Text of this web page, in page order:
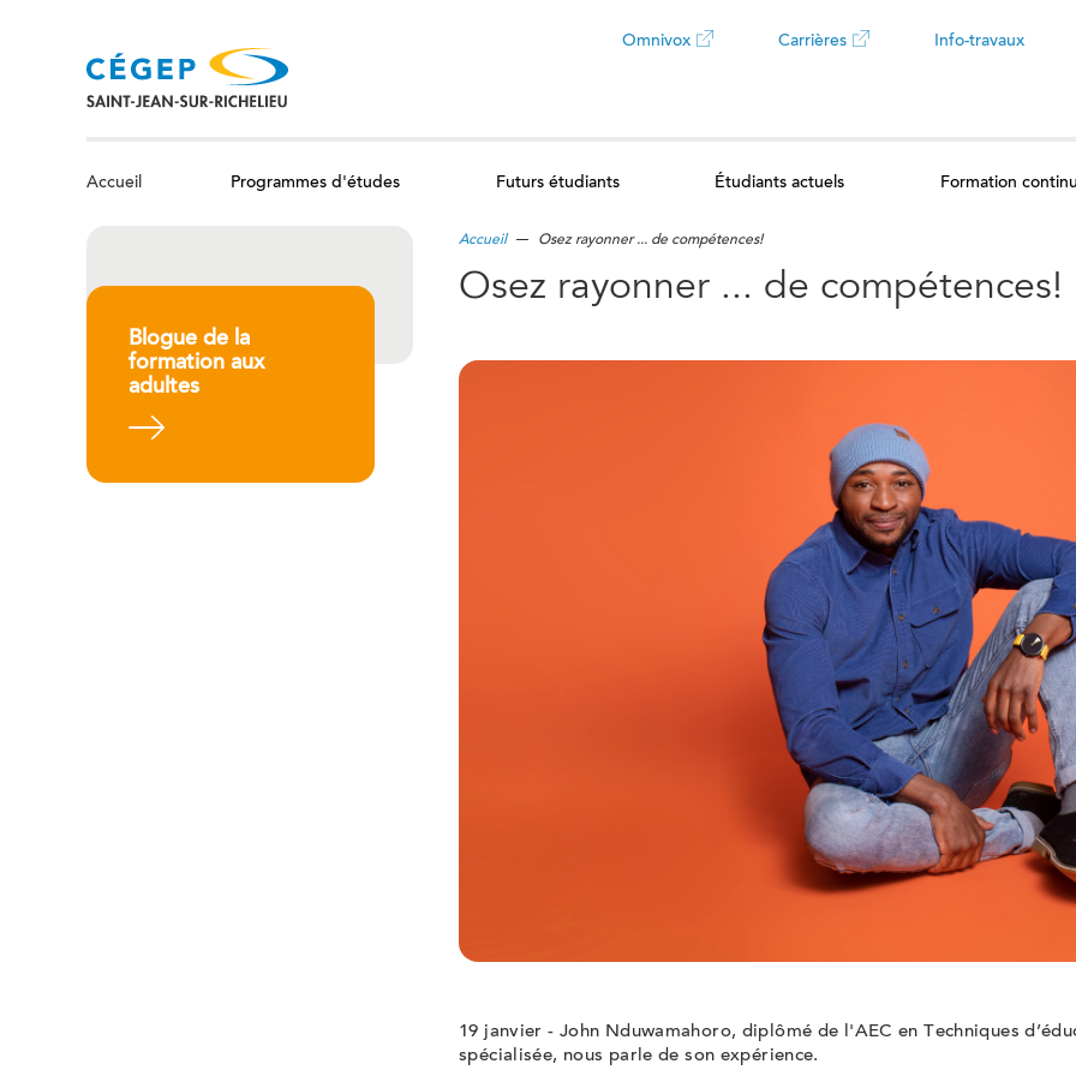
Omnivox
Carrières
ouvrira
Info-travaux
Accueil Programmes d'études Futurs étudiants Étudiants actuels Formation
Blogue de la
formation aux
adultes
Accueil Osez rayonner ... de compétences!
Osez rayonner ... de compétences!
19 janvier - John Nduwamahoro, diplômé de l'AEC en Techniques
spécialisée, nous parle de son expérience.